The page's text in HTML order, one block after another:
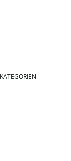
KATEGORIEN